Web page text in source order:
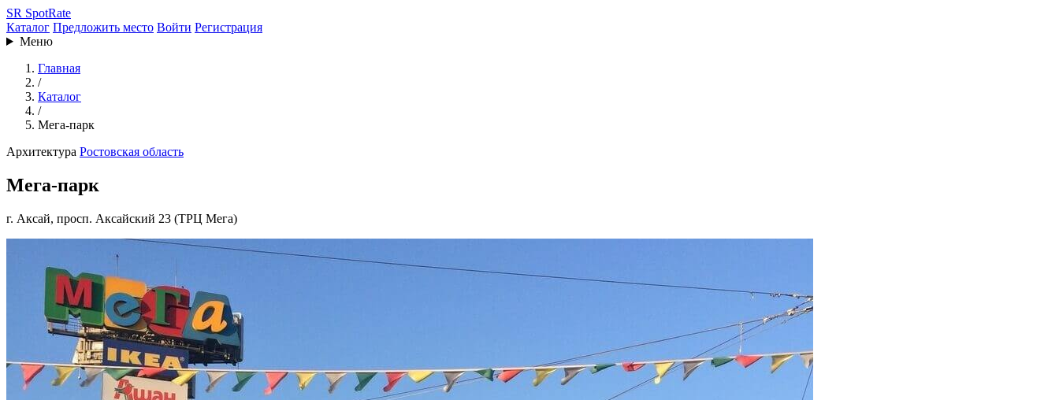
SR SpotRate
Каталог Предложить место Войти Регистрация
Меню
Главная
/
Каталог
/
Мега-парк
Архитектура Ростовская область
Мега-парк
г. Аксай, просп. Аксайский 23 (ТРЦ Мега)